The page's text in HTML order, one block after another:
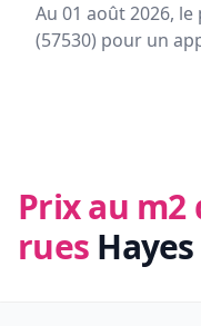
Au 01 août 2026,
(57530) pour un
Prix au m2
rues